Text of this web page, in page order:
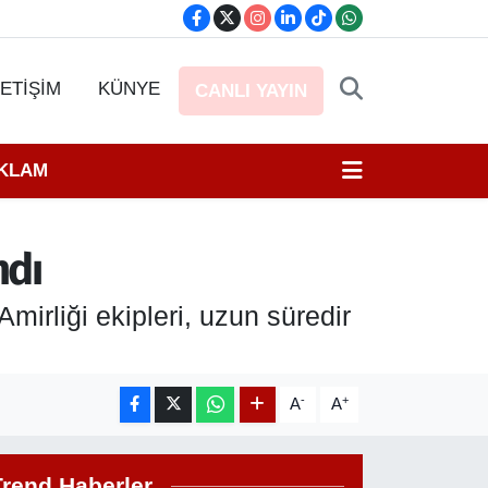
KÜNYE CANLI YAYIN
ekipleri, uzun süredir
A- A+